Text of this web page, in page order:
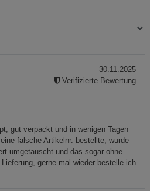
gut verpackt und in wenigen Tagen
falsche Artikelnr. bestellte, wurde
umgetauscht und das sogar ohne
gerne mal wieder bestelle ich
30.11.2025
Verifizierte Bewertung